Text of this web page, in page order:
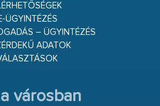
ÜGYINTÉZÉS
– ÜGYINTÉZÉS
ADATOK
városban